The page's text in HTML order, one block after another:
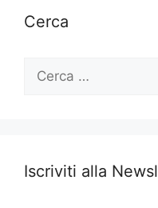
Cerca
Ricerca
Iscriviti alla